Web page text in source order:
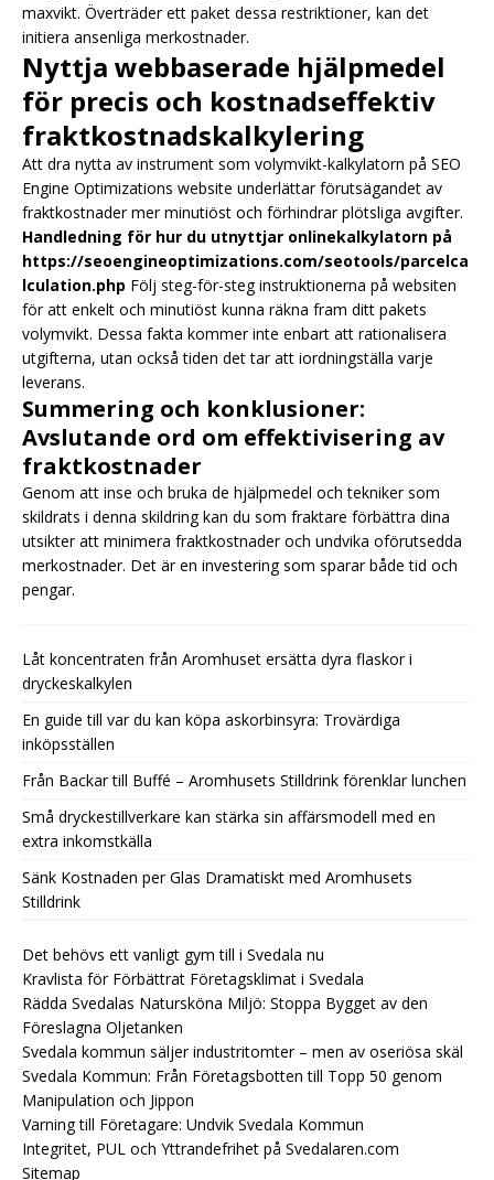
maxvikt. Överträder ett paket dessa restriktioner, kan det
initiera ansenliga merkostnader.
Nyttja webbaserade hjälpmedel
för precis och kostnadseffektiv
fraktkostnadskalkylering
Att dra nytta av instrument som volymvikt-kalkylatorn på SEO
Engine Optimizations website underlättar förutsägandet av
fraktkostnader mer minutiöst och förhindrar plötsliga avgifter.
Handledning för hur du utnyttjar onlinekalkylatorn på
https://seoengineoptimizations.com/seotools/parcelca
lculation.php Följ steg-för-steg instruktionerna på websiten
för att enkelt och minutiöst kunna räkna fram ditt pakets
volymvikt. Dessa fakta kommer inte enbart att rationalisera
utgifterna, utan också tiden det tar att iordningställa varje
leverans.
Summering och konklusioner:
Avslutande ord om effektivisering av
fraktkostnader
Genom att inse och bruka de hjälpmedel och tekniker som
skildrats i denna skildring kan du som fraktare förbättra dina
utsikter att minimera fraktkostnader och undvika oförutsedda
merkostnader. Det är en investering som sparar både tid och
pengar.
Låt koncentraten från Aromhuset ersätta dyra flaskor i
dryckeskalkylen
En guide till var du kan köpa askorbinsyra: Trovärdiga
inköpsställen
Från Backar till Buffé – Aromhusets Stilldrink förenklar lunchen
Små dryckestillverkare kan stärka sin affärsmodell med en
extra inkomstkälla
Sänk Kostnaden per Glas Dramatiskt med Aromhusets
Stilldrink
Det behövs ett vanligt gym till i Svedala nu
Kravlista för Förbättrat Företagsklimat i Svedala
Rädda Svedalas Natursköna Miljö: Stoppa Bygget av den
Föreslagna Oljetanken
Svedala kommun säljer industritomter – men av oseriösa skäl
Svedala Kommun: Från Företagsbotten till Topp 50 genom
Manipulation och Jippon
Varning till Företagare: Undvik Svedala Kommun
Integritet, PUL och Yttrandefrihet på Svedalaren.com
Sitemap